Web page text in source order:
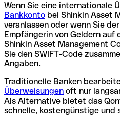
Wenn Sie eine internationale
Bankkonto bei Shinkin Asset
veranlassen oder wenn Sie
Empfängerin von Geldern auf
Shinkin Asset Management
Sie den SWIFT-Code
Angaben.
Traditionelle Banken
Überweisungen oft nur
Als Alternative bietet das
schnelle, kostengünstige und